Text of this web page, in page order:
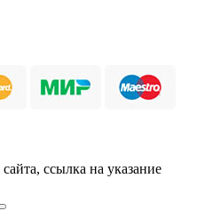
ссылка на указание